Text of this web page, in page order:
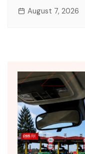
August 7, 2026